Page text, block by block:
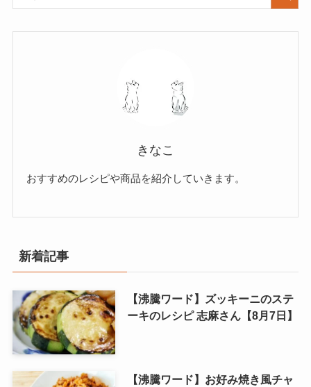
きなこ
おすすめのレシピや商品を紹介していきます。
新着記事
【沸騰ワード】ズッキーニのステ
ーキのレシピ 志麻さん【8月7日】
【沸騰ワード】お好み焼き風チャ